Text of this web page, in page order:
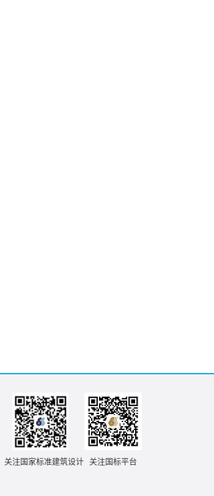
关注国家标准建筑设计 关注国标平台